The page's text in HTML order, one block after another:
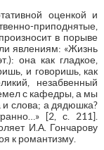
оценкой и
приподнятые,
в порыве
явлениям: «Жизнь
она как гладкое,
и говоришь, как
незабвенный
с кафедры, а мы
и слова; а дядюшка?
[2, с. 211].
И.А. Гончарову
к романтизму.